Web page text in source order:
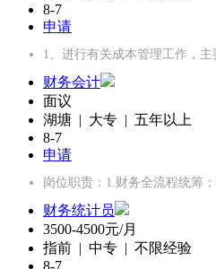
8-7
申请
1、进行有关成本管理工作，
财务会计
面议
湖塘 | 大专 | 五年以上
8-7
申请
岗位职责：1.财务全流程统筹
财务统计员
3500-4500元/月
指前 | 中专 | 不限经验
8-7